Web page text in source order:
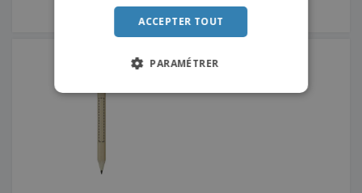
Mini | Crayon
ITALIAN
ACCEPTER TOUT
PARAMÉTRER